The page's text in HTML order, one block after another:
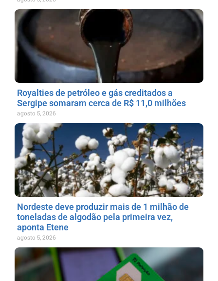
Royalties de petróleo e gás creditados a
Sergipe somaram cerca de R$ 11,0 milhões
agosto 5, 2026
Nordeste deve produzir mais de 1 milhão de
toneladas de algodão pela primeira vez,
aponta Etene
agosto 5, 2026